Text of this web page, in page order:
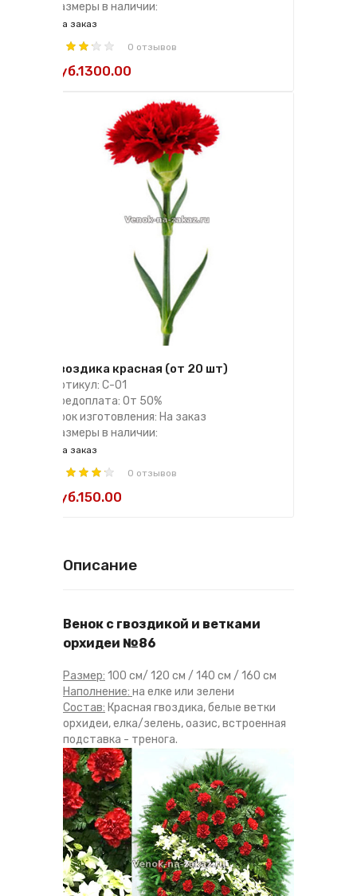
Размеры в наличии:
на заказ
0 отзывов
руб.1300.00
Гвоздика красная (от 20 шт)
Артикул: С-01
Предоплата: От 50%
Срок изготовления: На заказ
Размеры в наличии:
на заказ
0 отзывов
руб.150.00
Описание
Венок с гвоздикой и ветками
орхидеи №86
Размер: 100 см/ 120 см / 140 см / 160 см
Наполнение: на елке или зелени
Состав: Красная гвоздика, белые ветки
орхидеи, елка/зелень, оазис, встроенная
подставка - тренога.